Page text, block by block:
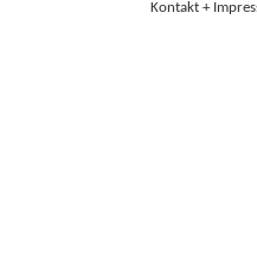
Kontakt +